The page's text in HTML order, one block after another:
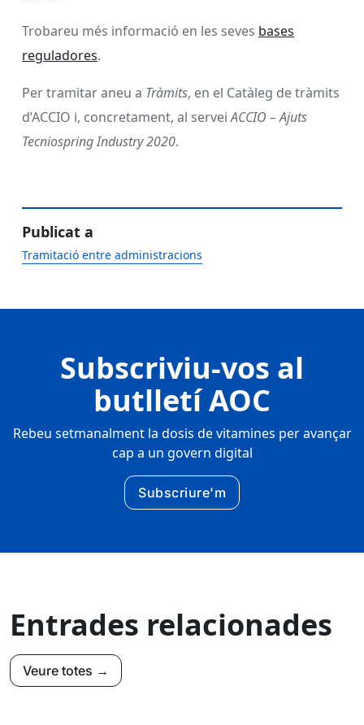
Trobareu més informació en les seves bases
reguladores.
Per tramitar aneu a Tràmits, en el Catàleg de tràmits
d’ACCIO i, concretament, al serveiACCIO – Ajuts
Tecniospring Industry 2020.
Publicat a
Tramitació entre administracions
Subscriviu-vos al
butlletí AOC
Rebeu setmanalment la dosis de vitamines per avançar
cap a un govern digital
Subscriure'm
Entrades relacionades
Veure totes →